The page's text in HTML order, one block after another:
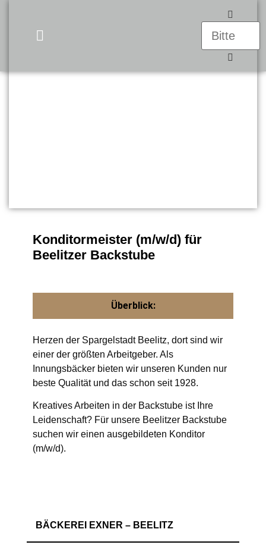
Konditormeister (m/w/d) für
Beelitzer Backstube
Überblick:
Herzen der Spargelstadt Beelitz, dort sind wir
einer der größten Arbeitgeber. Als
Innungsbäcker bieten wir unseren Kunden nur
beste Qualität und das schon seit 1928.
Kreatives Arbeiten in der Backstube ist Ihre
Leidenschaft? Für unsere Beelitzer Backstube
suchen wir einen ausgebildeten Konditor
(m/w/d).
BÄCKEREI EXNER – BEELITZ